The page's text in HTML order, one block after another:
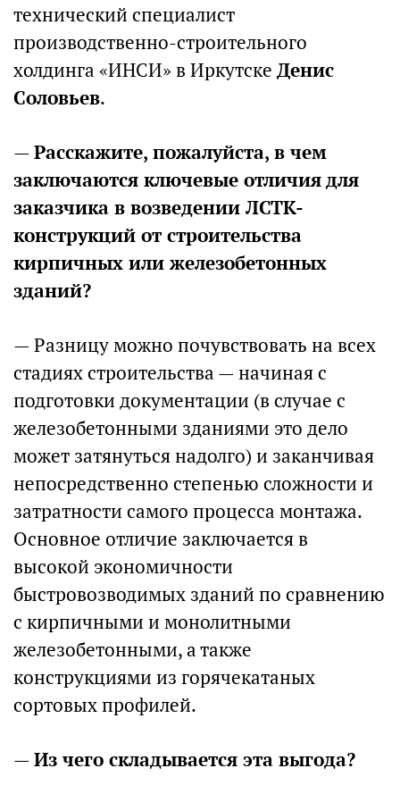
технический специалист
производственно-строительного
холдинга «ИНСИ» в Иркутске Денис
Соловьев.
—Расскажите, пожалуйста, в чем
заключаются ключевые отличия для
заказчика в возведении ЛСТК-
конструкций от строительства
кирпичных или железобетонных
зданий?
— Разницу можно почувствовать на всех
стадиях строительства — начиная с
подготовки документации (в случае с
железобетонными зданиями это дело
может затянуться надолго) и заканчивая
непосредственно степенью сложности и
затратности самого процесса монтажа.
Основное отличие заключается в
высокой экономичности
быстровозводимых зданий по сравнению
с кирпичными и монолитными
железобетонными, а также
конструкциями из горячекатаных
сортовых профилей.
—Из чего складывается эта выгода?